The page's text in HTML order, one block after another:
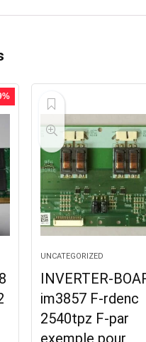
UNCATEGORIZED
INVERTER-
im3857 F-rdenc
2540tpz F-par
exemple pour